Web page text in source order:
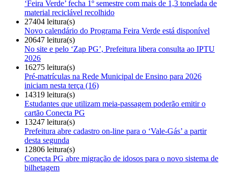
‘Feira Verde’ fecha 1º semestre com mais de 1,3 tonelada de
material reciclável recolhido
27404 leitura(s)
Novo calendário do Programa Feira Verde está disponível
20647 leitura(s)
No site e pelo ‘Zap PG’, Prefeitura libera consulta ao IPTU
2026
16275 leitura(s)
Pré-matrículas na Rede Municipal de Ensino para 2026
iniciam nesta terça (16)
14319 leitura(s)
Estudantes que utilizam meia-passagem poderão emitir o
cartão Conecta PG
13247 leitura(s)
Prefeitura abre cadastro on-line para o ‘Vale-Gás’ a partir
desta segunda
12806 leitura(s)
Conecta PG abre migração de idosos para o novo sistema de
bilhetagem